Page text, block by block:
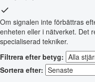
Om signalen inte förbättras
enheten eller i nätverket. Det
specialiserad tekniker.
Filtrera efter betyg:
Sortera efter: